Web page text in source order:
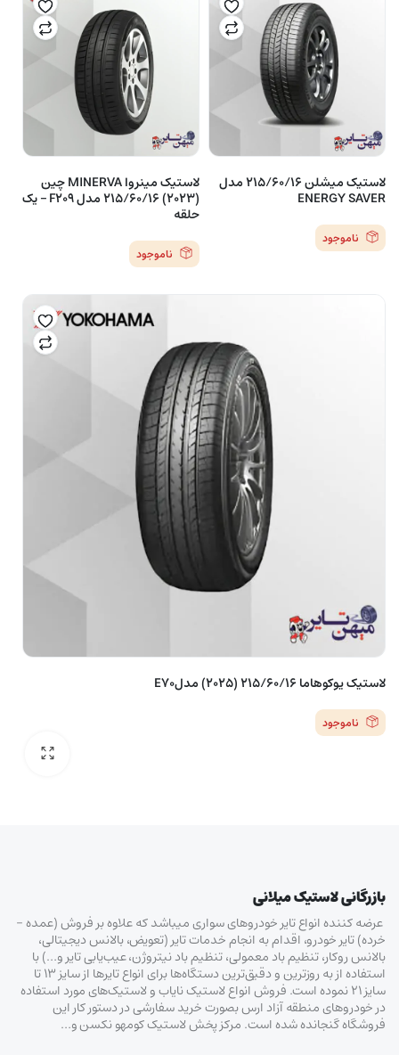
لاستیک میشلن 215/60/16 مدل
ENERGY SAVER
ناموجود
لاستیک مینروا MINERVA چین
(2023) 215/60/16 مدل F209 – یک
حلقه
ناموجود
لاستیک یوکوهاما 215/60/16 (2025) مدلE70
ناموجود
بازرگانی لاستیک میلانی
عرضه کننده انواع تایر خودروهای سواری میباشد که علاوه بر فروش (عمده –
خرده‌) تایر خودرو، اقدام به انجام خدمات تایر (تعویض، بالانس دیجیتالی،
بالانس روکار، تنظیم باد معمولی، تنظیم باد نیتروژن، عیب‌یابی تایر و…) با
استفاده از به روزترین و دقیق‌ترین دستگاه‌ها برای انواع تایرها از سایز ۱۳ تا
سایز ۲۱ نموده است. فروش انواع لاستیک‌ نایاب و لاستیک‌های مورد استفاده
در خودروهای منطقه آزاد ارس بصورت خرید سفارشی در دستور کار این
فروشگاه گنجانده شده است. مرکز پخش لاستیک کومهو نکسن و…